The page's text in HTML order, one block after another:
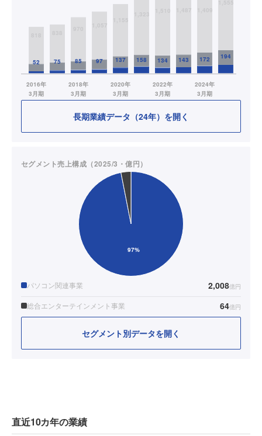
長期業績データ（24年）を開く
セグメント売上構成（2025/3・億円）
パソコン関連事業 2,008億円
総合エンターテインメント事業 64億円
セグメント別データを開く
直近10カ年の業績